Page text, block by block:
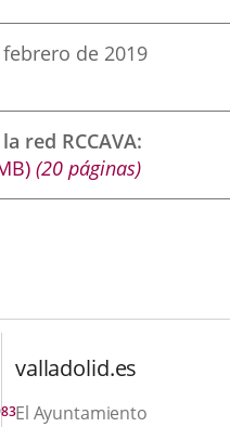
de 2019
red RCCAVA
)(20 páginas)
valladolid.es
El Ayuntamiento